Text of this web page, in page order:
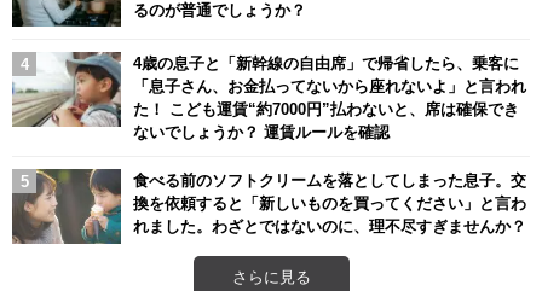
るのが普通でしょうか？
4歳の息子と「新幹線の自由席」で帰省したら、乗客に
「息子さん、お金払ってないから座れないよ」と言われ
た！ こども運賃“約7000円”払わないと、席は確保でき
ないでしょうか？ 運賃ルールを確認
食べる前のソフトクリームを落としてしまった息子。交
換を依頼すると「新しいものを買ってください」と言わ
れました。わざとではないのに、理不尽すぎませんか？
さらに見る